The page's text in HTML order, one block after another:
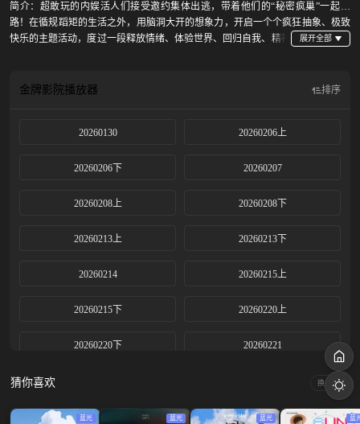
简介： 超敢玩的内娱活人们接受邀约集体出逃，带着他们的“秘密疯巢”一起上
路！在循规蹈矩的生活之外，用脑洞大开的想象力，开启一个个疯狂抽象、极致
快乐的主题活动，度过一段释放情绪、体验世界、回归自我、精神
金牌影院播放器 排序
20260130 20260206上
20260206下 20260207
20260208上 20260208下
20260213上 20260213下
20260214 20260215上
20260215下 20260220上
20260220下 20260221
20260227上 20260227下
猜你喜欢 换一换
蓝光 蓝光 蓝光 蓝